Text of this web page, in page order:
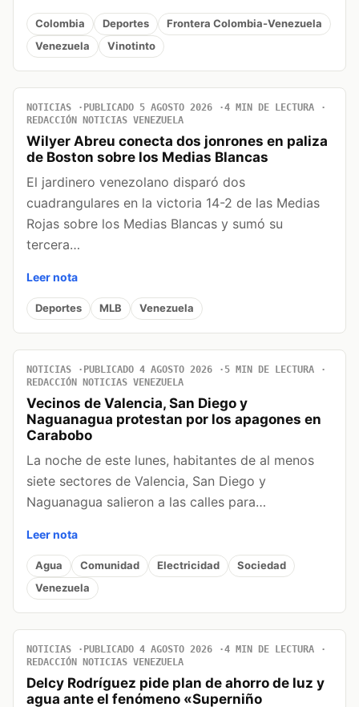
Colombia Deportes
Frontera Colombia-Venezuela
Venezuela
Vinotinto
NOTICIAS PUBLICADO 5 AGOSTO 2026
4 MIN DE LECTURA
REDACCIÓN NOTICIAS VENEZUELA
Wilyer Abreu conecta dos jonrones en paliza
de Boston sobre los Medias Blancas
El jardinero venezolano disparó dos
cuadrangulares en la victoria 14-2 de las Medias
Rojas sobre los Medias Blancas y sumó su
tercera…
Leer nota
Deportes MLB Venezuela
NOTICIAS PUBLICADO 4 AGOSTO 2026
5 MIN DE LECTURA
REDACCIÓN NOTICIAS VENEZUELA
Vecinos de Valencia, San Diego y
Naguanagua protestan por los apagones en
Carabobo
La noche de este lunes, habitantes de al menos
siete sectores de Valencia, San Diego y
Naguanagua salieron a las calles para…
Leer nota
Agua Comunidad Electricidad
Sociedad
Venezuela
NOTICIAS PUBLICADO 4 AGOSTO 2026
4 MIN DE LECTURA
REDACCIÓN NOTICIAS VENEZUELA
Delcy Rodríguez pide plan de ahorro de luz y
agua ante el fenómeno «Superniño